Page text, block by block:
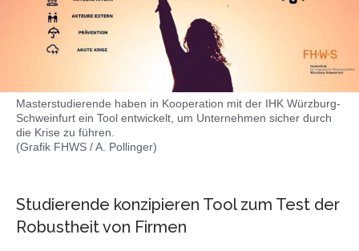
Masterstudierende haben in Kooperation mit der IHK Würzburg-
Schweinfurt ein Tool entwickelt, um Unternehmen sicher durch
die Krise zu führen.
(Grafik FHWS / A. Pollinger)
Studierende konzipieren Tool zum Test der
Robustheit von Firmen